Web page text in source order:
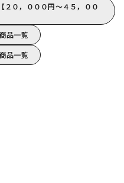
０，０００円～４５，００
品一覧
品一覧